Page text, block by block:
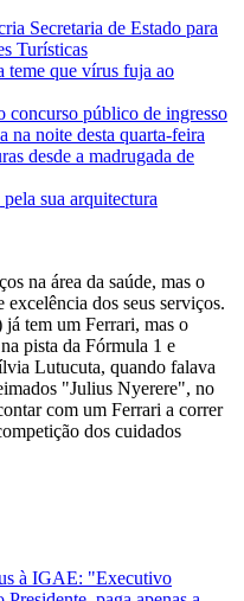
Secretaria de Estado para
Turísticas
que vírus fuja ao
concurso público de ingresso
noite desta quarta-feira
desde a madrugada de
sua arquitectura
na área da saúde, mas o
dos seus serviços.
tem um Ferrari, mas o
pista da Fórmula 1 e
Lutucuta, quando falava
"Julius Nyerere", no
com um Ferrari a correr
dos cuidados
à IGAE: "Executivo